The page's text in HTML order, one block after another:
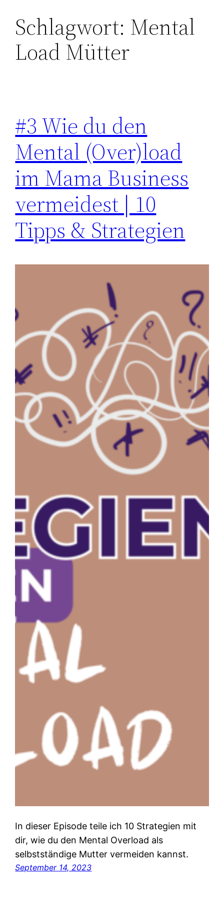
Zum
Inhalt
springen
Schlagwort: Mental
Load Mütter
#3 Wie du den
Mental (Over)load
im Mama Business
vermeidest | 10
Tipps & Strategien
In dieser Episode teile ich 10 Strategien mit
dir, wie du den Mental Overload als
selbstständige Mutter vermeiden kannst.
September 14, 2023